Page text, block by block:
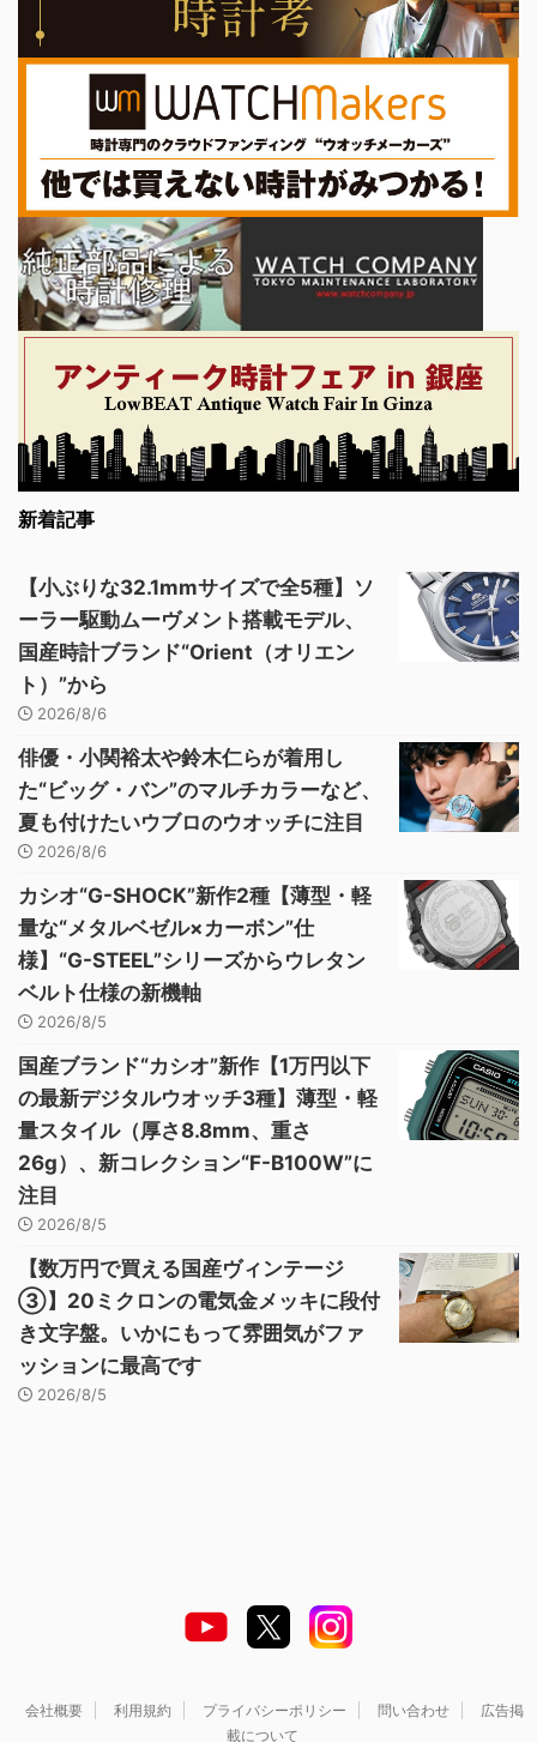
新着記事
【小ぶりな32.1mmサイズで全5種】ソ
ーラー駆動ムーヴメント搭載モデル、
国産時計ブランド“Orient（オリエン
ト）”から
2026/8/6
俳優・小関裕太や鈴木仁らが着用し
た“ビッグ・バン”のマルチカラーなど、
夏も付けたいウブロのウオッチに注目
2026/8/6
カシオ“G-SHOCK”新作2種【薄型・軽
量な“メタルベゼル×カーボン”仕
様】“G-STEEL”シリーズからウレタン
ベルト仕様の新機軸
2026/8/5
国産ブランド“カシオ”新作【1万円以下
の最新デジタルウオッチ3種】薄型・軽
量スタイル（厚さ8.8mm、重さ
26g）、新コレクション“F-B100W”に
注目
2026/8/5
【数万円で買える国産ヴィンテージ
③】20ミクロンの電気金メッキに段付
き文字盤。いかにもって雰囲気がファ
ッションに最高です
2026/8/5
会社概要 利用規約 プライバシーポリシー 問い合わせ
広告掲
載について